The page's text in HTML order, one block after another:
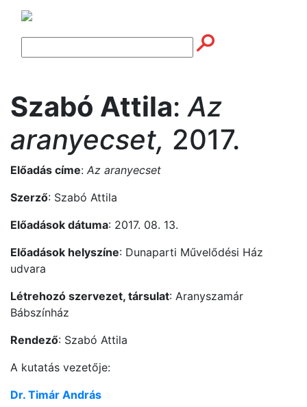
Szabó Attila: Az
aranyecset, 2017.
Előadás címe: Az aranyecset
Szerző: Szabó Attila
Előadások dátuma: 2017. 08. 13.
Előadások helyszíne: Dunaparti Művelődési Ház
udvara
Létrehozó szervezet, társulat: Aranyszamár
Bábszínház
Rendező: Szabó Attila
A kutatás vezetője:
Dr. Timár András